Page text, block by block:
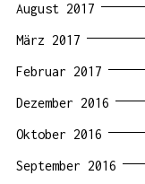
August 2017
März 2017
Februar 2017
Dezember 2016
Oktober 2016
September 2016